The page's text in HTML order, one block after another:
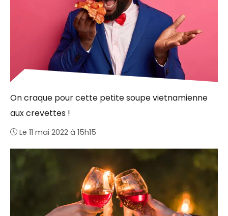
On craque pour cette petite soupe vietnamienne
aux crevettes !
Le 11 mai 2022 à 15h15